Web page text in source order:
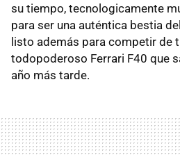
su tiempo, tecnologicamente
para ser una auténtica bestia
listo además para competir de
todopoderoso Ferrari F40 que
año más tarde.